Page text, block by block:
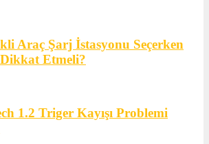
Araç Şarj İstasyonu Seçerken
Etmeli?
1.2 Triger Kayışı Problemi